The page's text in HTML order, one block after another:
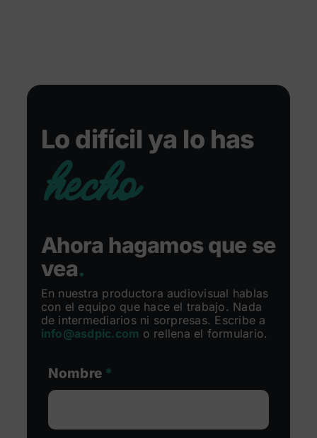
Lo difícil ya lo has
hecho
Ahora hagamos que se
vea.
En nuestra productora audiovisual hablas
con el equipo que hace el trabajo. Nada
de intermediarios ni sorpresas. Escribe a
info@asdpic.com o rellena el formulario.
Nombre *